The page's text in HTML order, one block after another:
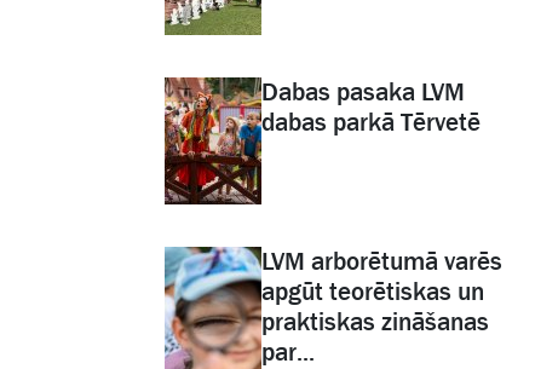
Dabas pasaka LVM
dabas parkā Tērvetē
LVM arborētumā varēs
apgūt teorētiskas un
praktiskas zināšanas
par...